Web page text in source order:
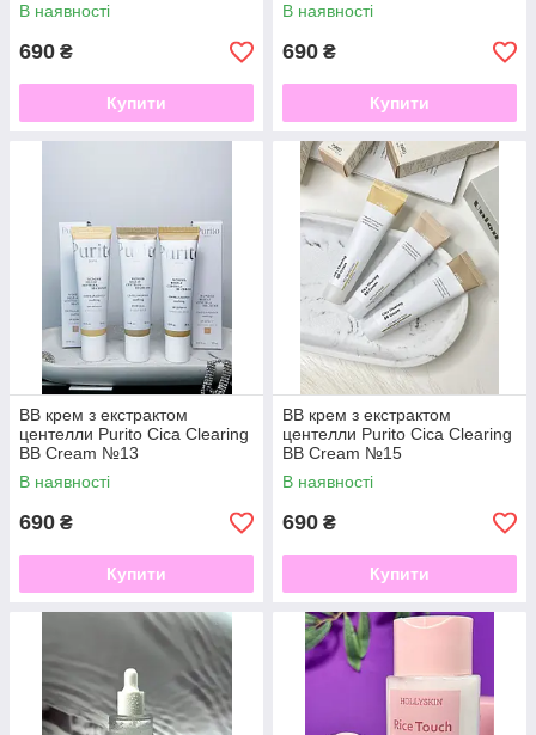
В наявності
690 ₴
Купити
В наявності
690 ₴
Купити
ВВ крем з екстрактом
центелли Purito Cica Clearing
BB Cream №13
В наявності
690 ₴
Купити
ВВ крем з екстрактом
центелли Purito Cica Clearing
BB Cream №15
В наявності
690 ₴
Купити